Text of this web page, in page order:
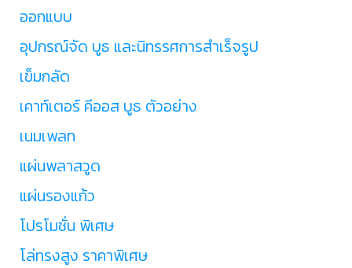
ออกแบบ
อุปกรณ์จัด บูธ และนิทรรศการสำเร็จรูป
เข็มกลัด
เคาท์เตอร์ คีออส บูธ ตัวอย่าง
เนมเพลท
แผ่นพลาสวูด
แผ่นรองแก้ว
โปรโมชั่น พิเศษ
โล่ทรงสูง ราคาพิเศษ